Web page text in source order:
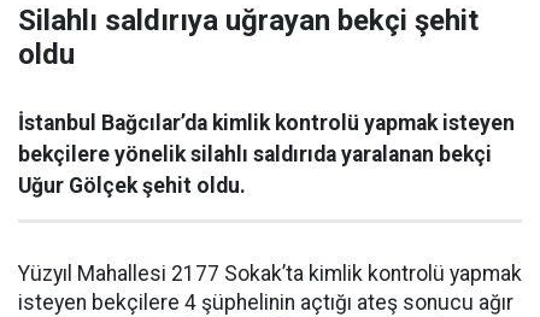
Silahlı saldırıya uğrayan bekçi şehit
oldu
İstanbul Bağcılar’da kimlik kontrolü yapmak isteyen
bekçilere yönelik silahlı saldırıda yaralanan bekçi
Uğur Gölçek şehit oldu.
Yüzyıl Mahallesi 2177 Sokak’ta kimlik kontrolü yapmak
isteyen bekçilere 4 şüphelinin açtığı ateş sonucu ağır